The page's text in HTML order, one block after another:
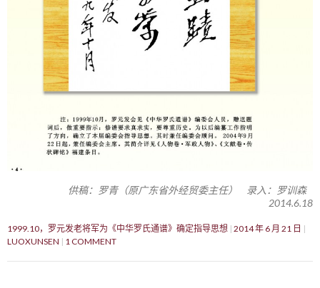
供稿：罗青（原广东省外经贸委主任） 录入：罗训森
2014.6.18
1999.10，罗元发老将军为《中华罗氏通谱》确定指导思想 2014 年 6 月 21 日
LUOXUNSEN
1 COMMENT